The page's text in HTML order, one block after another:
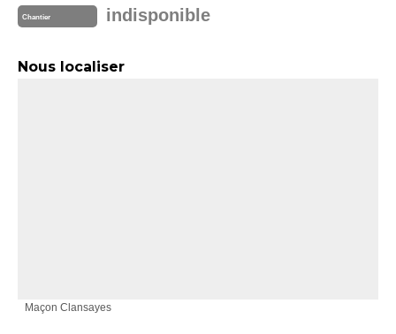
Chantier indisponible
Nous localiser
Maçon Clansayes